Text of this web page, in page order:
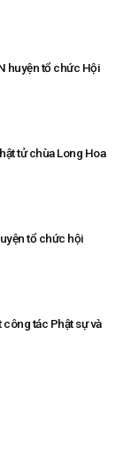
huyện tổ chức Hội
tử chùa Long Hoa
tổ chức hội
tác Phật sự và